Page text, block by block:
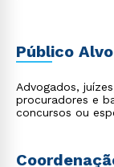
Público Alvo
Advogados,
procuradores e
concursos ou